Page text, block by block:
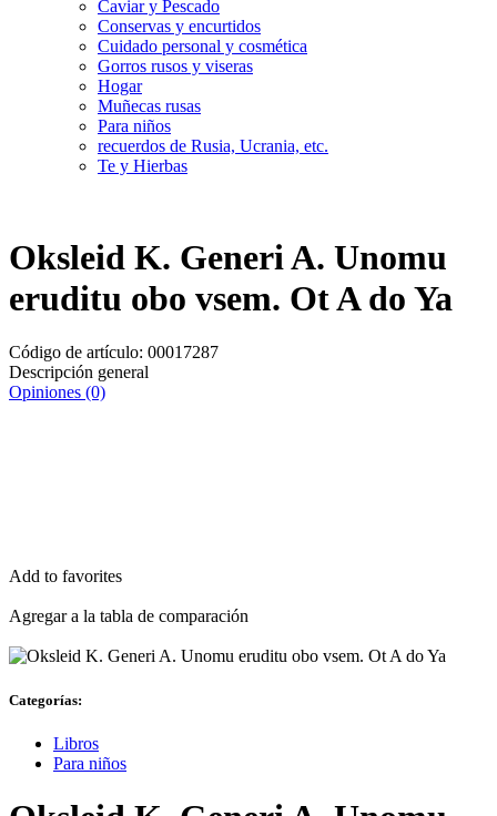
Caviar y Pescado
Conservas y encurtidos
Cuidado personal y cosmética
Gorros rusos y viseras
Hogar
Muñecas rusas
Para niños
recuerdos de Rusia, Ucrania, etc.
Te y Hierbas
Oksleid K. Generi A. Unomu
eruditu obo vsem. Ot A do Ya
Código de artículo: 00017287
Descripción general
Opiniones (0)
Add to favorites
Agregar a la tabla de comparación
Categorías:
Libros
Para niños